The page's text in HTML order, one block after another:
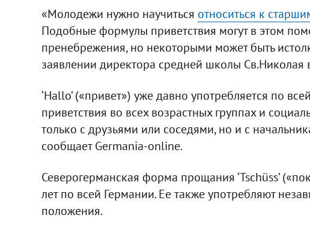
«Молодежи нужно научиться относиться к
Подобные формулы приветствия могут в этом
пренебрежения, но некоторыми может быть
заявлении директора средней школы Св.Николая
‘Hallo’ («привет») уже давно употребляется по
приветствия во всех возрастных группах и
только с друзьями или соседями, но и с
сообщает Germania-online.
Северогерманская форма прощания ‘Tschüss’
лет по всей Германии. Ее также употребляют
положения.